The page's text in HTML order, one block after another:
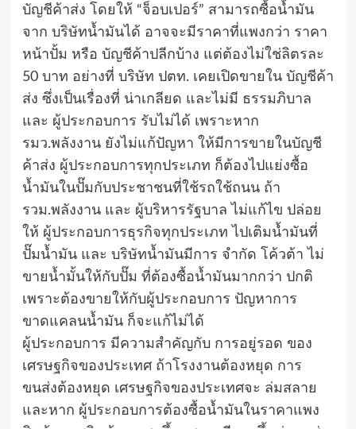
บัญชีค้าส่ง โดยให้ “จ็อบเปอร์” สามารถซื้อน้ำมัน
จาก บริษัทน้ำมันได้ อาจจะมีราคาที่แพงกว่า ราคา
หน้าปั้ม หรือ บัญชีค้าปลีกบ้าง แต่ต้องไม่ใช่ลิตรละ
50 บาท อย่างที่ บริษัท ปตท. เคยเปิดขายใน บัญชีค้า
ส่ง ซึ่งเป็นเรื่องที่ น่าเกลียด และไม่มี ธรรมภิบาล
และ ผู้ประกอบการ รับไม่ได้ เพราะหาก
รมว.พลังงาน ยังไม่แก้ปัญหา ให้มีการขายในบัญชี
ค้าส่ง ผู้ประกอบการทุกประเภท ก็ต้องไปแย่งซื้อ
น้ำมันในปั๊มกับประชาชนที่ใช้รถใช้ถนน ถ้า
รวม.พลังงาน และ ผู้บริหารรัฐบาล ไม่แก้ไข ปล่อย
ให้ ผู้ประกอบการธุรกิจทุกประเภท ไปเติมน้ำมันที่
ปั๊มน้ำมัน และ บริษัทน้ำมันมีการ จำกัด โค้วต้า ไม่
ขายน้ำมั้นให้กับปั๊ม ที่ต้องซื้อน้ำมันมากกว่า ปกติ
เพราะต้องขายให้กับผู้ประกอบการ ปัญหาการ
ขาดแคลนน้ำมัน ก็จะแก้ไม่ได้
ผู้ประกอบการ มีความสำคัญกับ การอยู่รอด ของ
เศรษฐกิจของประเทศ ถ้าโรงงานต้องหยุด การ
ขนส่งต้องหยุด เศรษฐกิจของประเทศจะ ล่มสลาย
และหาก ผู้ประกอบการต้องซื้อน้ำมันในราคาแพง